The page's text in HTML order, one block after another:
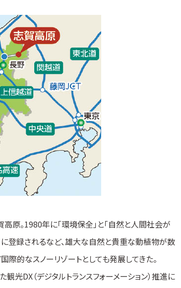
原。1980年に「環境保全」と「自然と人間社会が
に登録されるなど、雄大な自然と貴重な動植物が数
的なスノーリゾートとしても発展してきた。
DX（デジタルトランスフォーメーション）推進に